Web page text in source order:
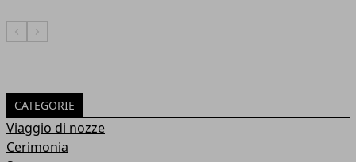
Articolo Precedente
Articolo Successivo
CATEGORIE
Viaggio di nozze
Cerimonia